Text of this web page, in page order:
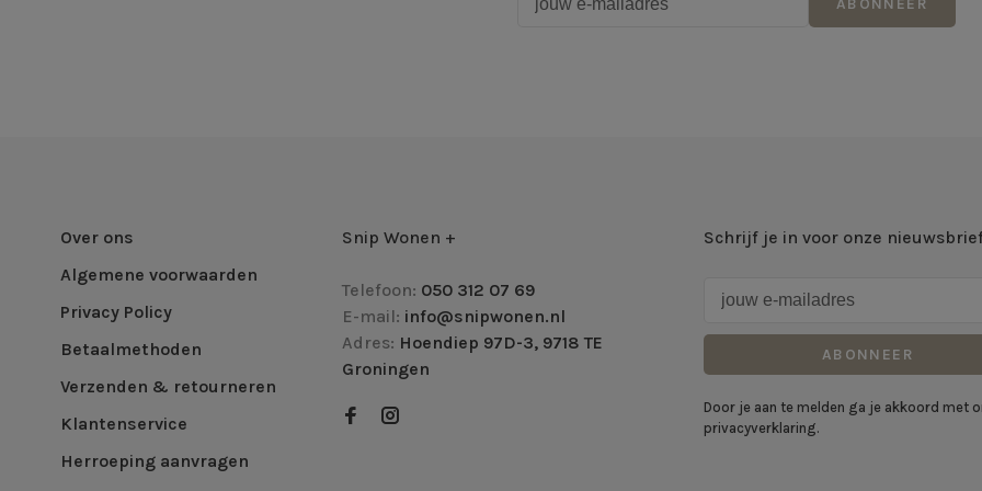
Over ons
Algemene voorwaarden
Privacy Policy
Betaalmethoden
Verzenden & retourneren
Klantenservice
Herroeping aanvragen
Snip Wonen +
Telefoon: 050 312 07 69
E-mail: info@snipwonen.nl
Adres: Hoendiep 97D-3, 9718 TE
Groningen
Schrijf je in voor onze
ABONNEER
Door je aan te melden ga je akkoord met
privacyverklaring.